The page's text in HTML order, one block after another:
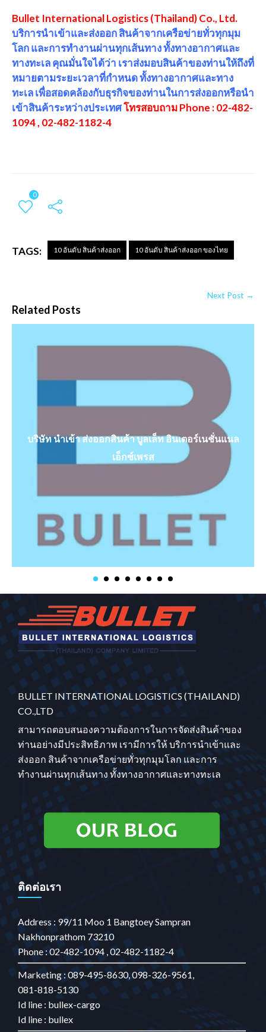
Bullet International Logistics (Thailand) Co., Ltd.
บริการนำเข้าและส่งออก สินค้าจากเครือข่ายทั่วทุกมุม
โลก และการทำงานผ่านทุกเส้นทาง ทั้งทางอากาศและ
ทางทะเล คุณมั่นใจได้ว่า เราส่งมอบสินค้าของท่านให้ถึงที่
หมายตามระยะเวลาที่กำหนด ทั้งทางอากาศและทาง
ทะเล เพื่อสอดคล้องกับธุรกิจของท่านในการส่งออกหรือนำ
เข้าสินค้าระหว่างประเทศโทรสอบถาม Phone : 02-482-
1094 , 02-482-1182-4
0
TAGS: 10 อันดับ สินค้าส่งออก 10 อันดับ สินค้าส่งออก ของไทย
Related Posts
Next Post →
บริษัท นําเข้า ส่งออกสินค้า บูลเล็ท อินเตอร์เนชั่นแนล
เอ็กซ์เพรส
BULLET INTERNATIONAL LOGISTICS (THAILAND)
CO.,LTD
สามารถตอบสนองความต้องการในการจัดส่งสินค้าของ
ท่านอย่างมีประสิทธิภาพ เรามีการให้ บริการนำเข้าและ
ส่งออก สินค้าจากเครือข่ายทั่วทุกมุมโลก และการ
ทำงานผ่านทุกเส้นทาง ทั้งทางอากาศและทางทะเล
ติดต่อเรา
Address : 99/11 Moo 1 Bangtoey Sampran
Nakhonprathom 73210
Phone : 02-482-1094 , 02-482-1182-4
Marketing : 089-495-8630, 098-326-9561,
081-818-5130
Id line : bullex-cargo
Id line : bullex